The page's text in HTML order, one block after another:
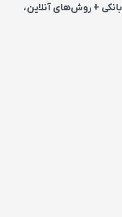
+ روش‌های آنلاین،